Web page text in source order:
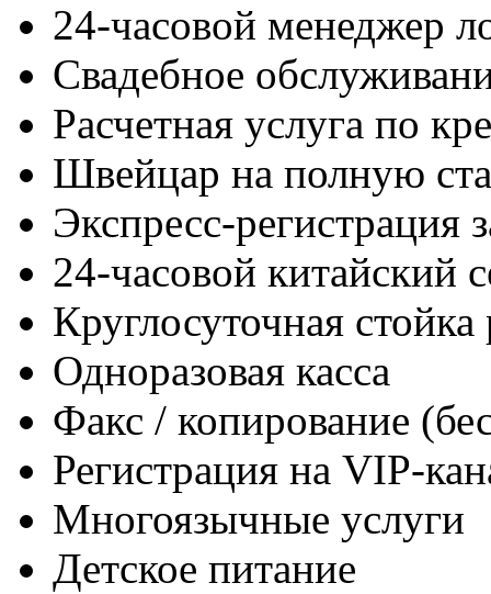
24-часовой менеджер
Свадебное
Расчетная услуга по
Швейцар на полную
Экспресс-регистрация
24-часовой китайский
Круглосуточная стойка
Одноразовая касса
Факс / копирование
Регистрация на VIP-
Многоязычные услуги
Детское питание